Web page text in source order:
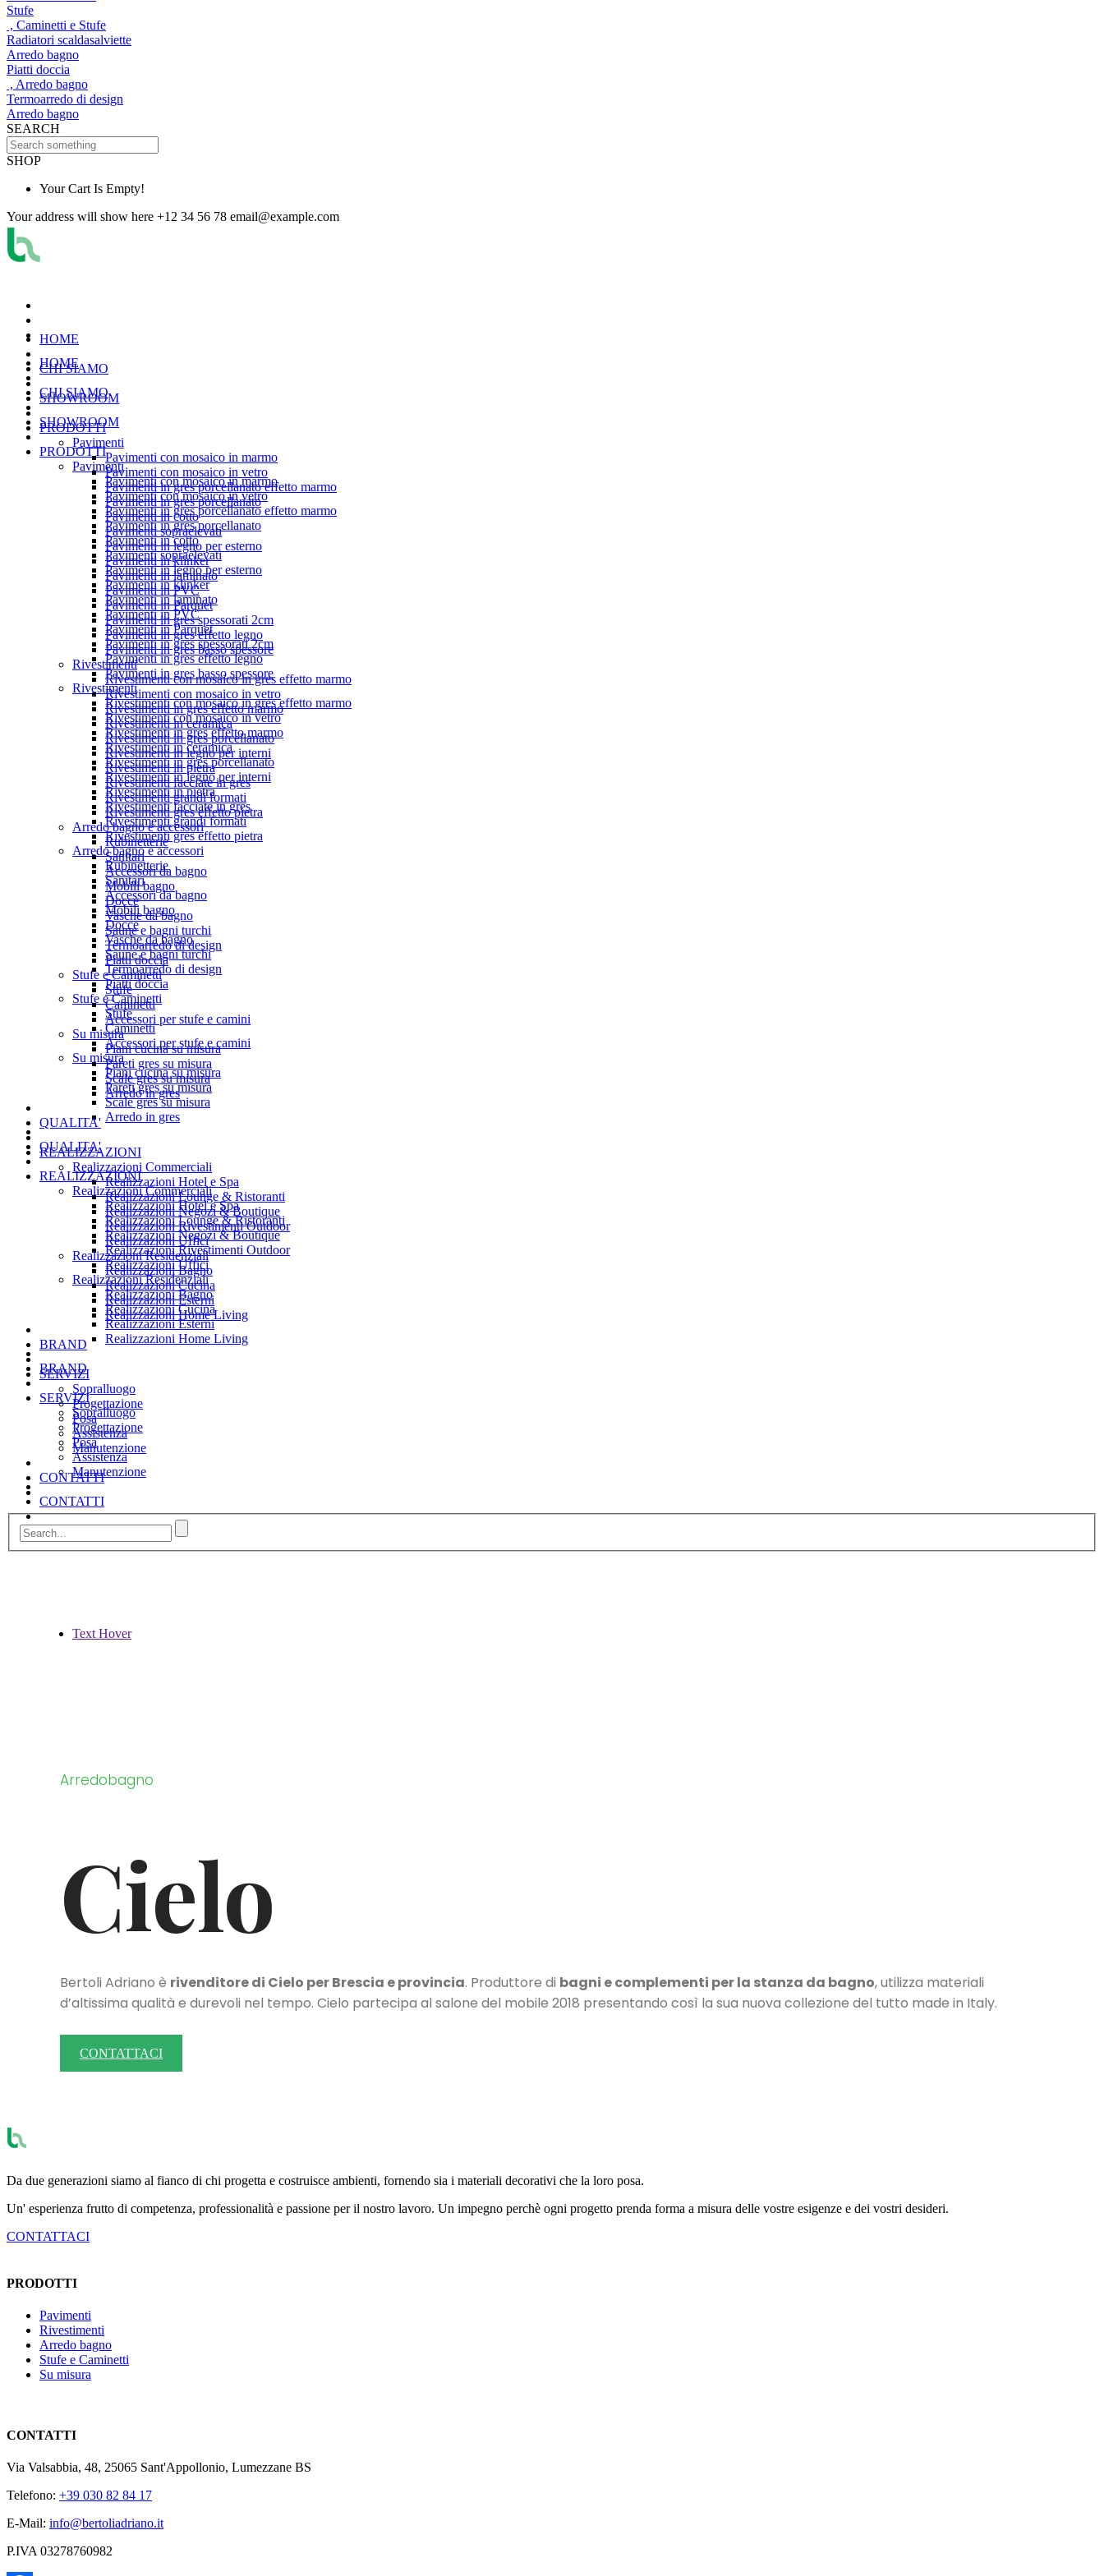
Stufe
, Caminetti e Stufe
Radiatori scaldasalviette
Arredo bagno
Piatti doccia
, Arredo bagno
Termoarredo di design
Arredo bagno
SEARCH
SHOP
Your Cart Is Empty!
Your address will show here +12 34 56 78 email@example.com
HOME
CHI SIAMO
SHOWROOM
PRODOTTI
Pavimenti
Pavimenti con mosaico in marmo
Pavimenti con mosaico in vetro
Pavimenti in gres porcellanato effetto marmo
Pavimenti in gres porcellanato
Pavimenti in cotto
Pavimenti sopraelevati
Pavimenti in legno per esterno
Pavimenti in klinker
Pavimenti in laminato
Pavimenti in PVC
Pavimenti in Parquet
Pavimenti in gres spessorati 2cm
Pavimenti in gres effetto legno
Pavimenti in gres basso spessore
Rivestimenti
Rivestimenti con mosaico in gres effetto marmo
Rivestimenti con mosaico in vetro
Rivestimenti in gres effetto marmo
Rivestimenti in ceramica
Rivestimenti in gres porcellanato
Rivestimenti in legno per interni
Rivestimenti in pietra
Rivestimenti facciate in gres
Rivestimenti grandi formati
Rivestimenti gres effetto pietra
Arredo bagno e accessori
Rubinetterie
Sanitari
Accessori da bagno
Mobili bagno
Docce
Vasche da bagno
Saune e bagni turchi
Termoarredo di design
Piatti doccia
Stufe e Caminetti
Stufe
Caminetti
Accessori per stufe e camini
Su misura
Piani cucina su misura
Pareti gres su misura
Scale gres su misura
Arredo in gres
QUALITA'
REALIZZAZIONI
Realizzazioni Commerciali
Realizzazioni Hotel e Spa
Realizzazioni Lounge & Ristoranti
Realizzazioni Negozi & Boutique
Realizzazioni Rivestimenti Outdoor
Realizzazioni Uffici
Realizzazioni Residenziali
Realizzazioni Bagno
Realizzazioni Cucina
Realizzazioni Esterni
Realizzazioni Home Living
BRAND
SERVIZI
Sopralluogo
Progettazione
Posa
Assistenza
Manutenzione
CONTATTI
HOME
CHI SIAMO
SHOWROOM
PRODOTTI
Pavimenti
Pavimenti con mosaico in marmo
Pavimenti con mosaico in vetro
Pavimenti in gres porcellanato effetto marmo
Pavimenti in gres porcellanato
Pavimenti in cotto
Pavimenti sopraelevati
Pavimenti in legno per esterno
Pavimenti in klinker
Pavimenti in laminato
Pavimenti in PVC
Pavimenti in Parquet
Pavimenti in gres spessorati 2cm
Pavimenti in gres effetto legno
Pavimenti in gres basso spessore
Rivestimenti
Rivestimenti con mosaico in gres effetto marmo
Rivestimenti con mosaico in vetro
Rivestimenti in gres effetto marmo
Rivestimenti in ceramica
Rivestimenti in gres porcellanato
Rivestimenti in legno per interni
Rivestimenti in pietra
Rivestimenti facciate in gres
Rivestimenti grandi formati
Rivestimenti gres effetto pietra
Arredo bagno e accessori
Rubinetterie
Sanitari
Accessori da bagno
Mobili bagno
Docce
Vasche da bagno
Saune e bagni turchi
Termoarredo di design
Piatti doccia
Stufe e Caminetti
Stufe
Caminetti
Accessori per stufe e camini
Su misura
Piani cucina su misura
Pareti gres su misura
Scale gres su misura
Arredo in gres
QUALITA'
REALIZZAZIONI
Realizzazioni Commerciali
Realizzazioni Hotel e Spa
Realizzazioni Lounge & Ristoranti
Realizzazioni Negozi & Boutique
Realizzazioni Rivestimenti Outdoor
Realizzazioni Uffici
Realizzazioni Residenziali
Realizzazioni Bagno
Realizzazioni Cucina
Realizzazioni Esterni
Realizzazioni Home Living
BRAND
SERVIZI
Sopralluogo
Progettazione
Posa
Assistenza
Manutenzione
CONTATTI
Text Hover
Arredobagno
Cielo
Bertoli Adriano è rivenditore di Cielo per Brescia e provincia. Produttore di bagni e complementi per la stanza da bagno, utilizza materiali
d’altissima qualità e durevoli nel tempo. Cielo partecipa al salone del mobile 2018 presentando così la sua nuova collezione del tutto made in Italy.
CONTATTACI
Da due generazioni siamo al fianco di chi progetta e costruisce ambienti, fornendo sia i materiali decorativi che la loro posa.
Un' esperienza frutto di competenza, professionalità e passione per il nostro lavoro. Un impegno perchè ogni progetto prenda forma a misura delle vostre esigenze e dei vostri desideri.
CONTATTACI
PRODOTTI
Pavimenti
Rivestimenti
Arredo bagno
Stufe e Caminetti
Su misura
CONTATTI
Via Valsabbia, 48, 25065 Sant'Appollonio, Lumezzane BS
Telefono: +39 030 82 84 17
E-Mail: info@bertoliadriano.it
P.IVA 03278760982